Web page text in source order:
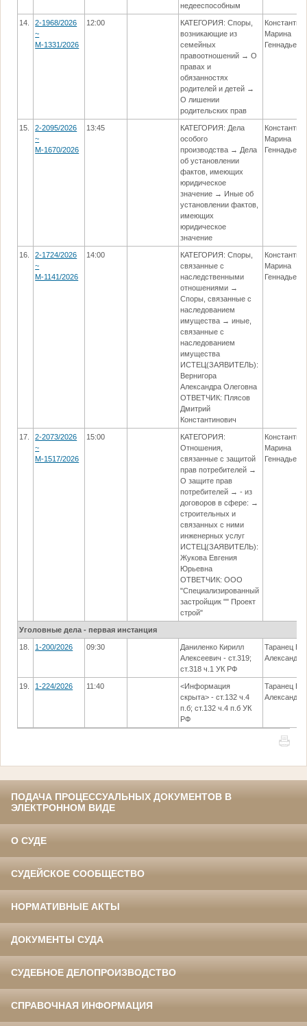
недееспособным
14.
2-1968/2026
~
М-1331/2026
12:00
КАТЕГОРИЯ: Споры,
возникающие из
семейных
правоотношений → О
правах и
обязанностях
родителей и детей →
О лишении
родительских прав
Марина
15.
2-2095/2026
~
М-1670/2026
13:45
КАТЕГОРИЯ: Дела
особого
производства → Дела
об установлении
фактов, имеющих
юридическое
значение → Иные об
установлении фактов,
имеющих
юридическое
значение
Марина
16.
2-1724/2026
~
М-1141/2026
14:00
КАТЕГОРИЯ: Споры,
связанные с
наследственными
отношениями →
Споры, связанные с
наследованием
имущества → иные,
связанные с
наследованием
имущества
ИСТЕЦ(ЗАЯВИТЕЛЬ):
Вернигора
Александра Олеговна
ОТВЕТЧИК: Плясов
Дмитрий
Константинович
Марина
17.
2-2073/2026
~
М-1517/2026
15:00
КАТЕГОРИЯ:
Отношения,
связанные с защитой
прав потребителей →
О защите прав
потребителей → - из
договоров в сфере: →
строительных и
связанных с ними
инженерных услуг
ИСТЕЦ(ЗАЯВИТЕЛЬ):
Жукова Евгения
Юрьевна
ОТВЕТЧИК: ООО
"Специализированный
застройщик "" Проект
строй"
Марина
Уголовные дела - первая инстанция
18. 1-200/2026 09:30
Даниленко Кирилл
Алексеевич - ст.319;
ст.318 ч.1 УК РФ
Таранец
19. 1-224/2026 11:40
<Информация
скрыта> - ст.132 ч.4
п.б; ст.132 ч.4 п.б УК
РФ
Таранец
ПОДАЧА ПРОЦЕССУАЛЬНЫХ ДОКУМЕНТОВ В
ЭЛЕКТРОННОМ ВИДЕ
О СУДЕ
СУДЕЙСКОЕ СООБЩЕСТВО
НОРМАТИВНЫЕ АКТЫ
ДОКУМЕНТЫ СУДА
СУДЕБНОЕ ДЕЛОПРОИЗВОДСТВО
СПРАВОЧНАЯ ИНФОРМАЦИЯ